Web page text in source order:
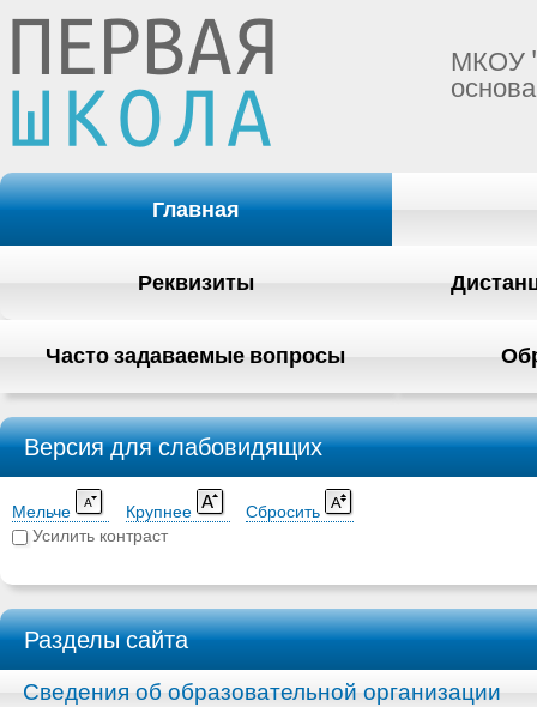
МКОУ
Главная
Реквизиты
Часто задаваемые вопросы
Версия для слабовидящих
Мельче Крупнее
Сбросить
Усилить контраст
Разделы сайта
Сведения об образовательной организации